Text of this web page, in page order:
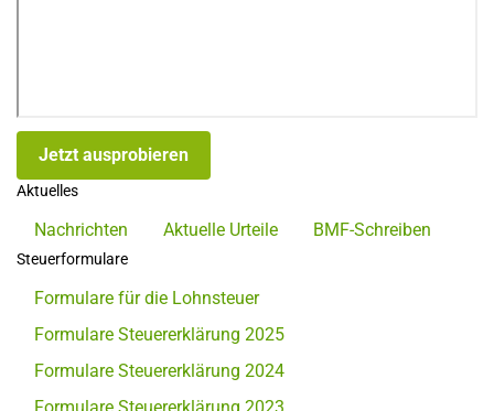
Jetzt ausprobieren
Aktuelles
Nachrichten Aktuelle Urteile BMF-Schreiben
Steuerformulare
Formulare für die Lohnsteuer
Formulare Steuererklärung 2025
Formulare Steuererklärung 2024